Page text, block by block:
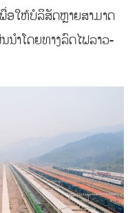
ອໃຫ້ບໍລິສັດຫຼາຍສາມາດ
ນໍາໂດຍທາງລົດໄຟລາວ-